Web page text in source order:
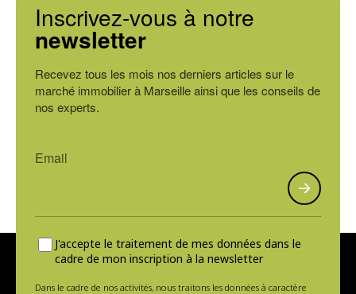
Inscrivez-vous à notre
newsletter
Recevez tous les mois nos derniers articles sur le
marché immobilier à Marseille ainsi que les conseils de
nos experts.
J'accepte le traitement de mes données dans le
cadre de mon inscription à la newsletter
Dans le cadre de nos activités, nous traitons les données à caractère